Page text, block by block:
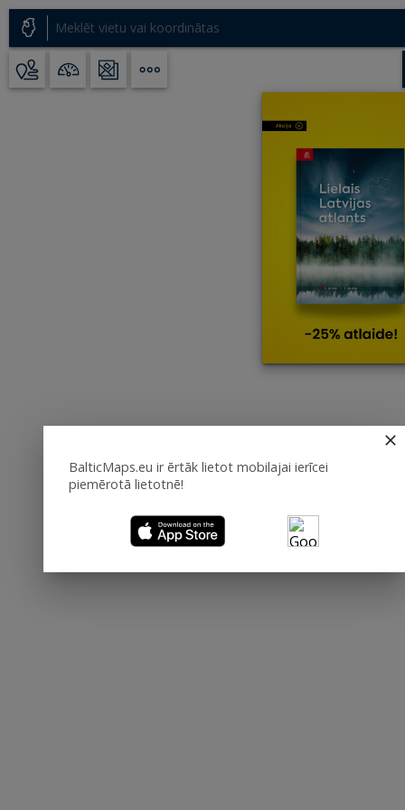
BalticMaps.eu ir ērtāk lietot mobilajai ierīcei
piemērotā lietotnē!